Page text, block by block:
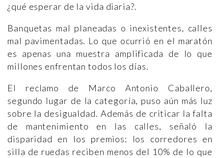
¿qué esperar de la vida diaria?.
Banquetas mal planeadas o inexistentes, calles
mal pavimentadas. Lo que ocurrió en el maratón
es apenas una muestra amplificada de lo que
millones enfrentan todos los días.
El reclamo de Marco Antonio Caballero,
segundo lugar de la categoría, puso aún más luz
sobre la desigualdad. Además de criticar la falta
de mantenimiento en las calles, señaló la
disparidad en los premios: los corredores en
silla de ruedas reciben menos del 10% de lo que